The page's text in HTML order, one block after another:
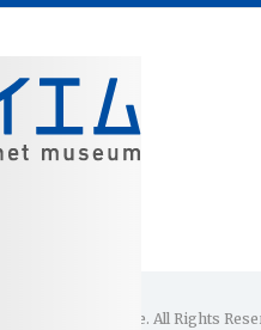
Museum Office. All Rights